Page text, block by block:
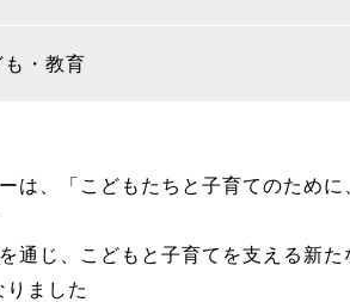
・教育
は、「こどもたちと子育てのため
通じ、こどもと子育てを支える新
ました